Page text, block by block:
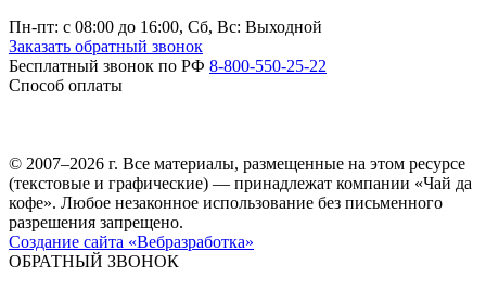
Пн-пт: c 08:00 до 16:00, Сб, Вс: Выходной
Заказать обратный звонок
Бесплатный звонок по РФ 8-800-550-25-22
Способ оплаты
© 2007–2026 г. Все материалы, размещенные на этом ресурсе
(текстовые и графические) — принадлежат компании «Чай да
кофе». Любое незаконное использование без письменного
разрешения запрещено.
Создание сайта «Вебразработка»
ОБРАТНЫЙ ЗВОНОК